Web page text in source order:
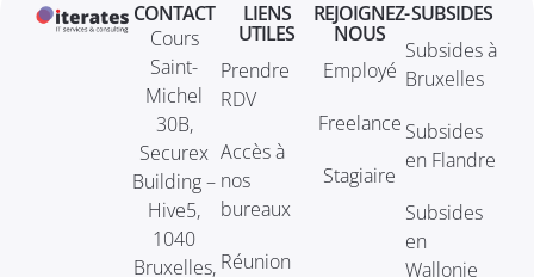
CONTACT
Cours
Saint-
Michel
30B,
Securex
Building –
Hive5,
1040
Bruxelles,
LIENS
UTILES
Prendre
RDV
Accès à
nos
bureaux
Réunion
REJOIGNEZ-
NOUS
Employé
Freelance
Stagiaire
SUBSIDES
Subsides à
Bruxelles
Subsides
en Flandre
Subsides
en
Wallonie